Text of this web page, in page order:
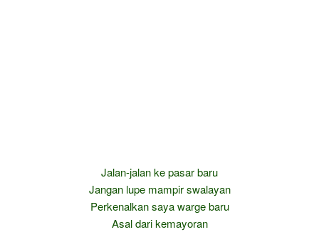
Jalan-jalan ke pasar baru
Jangan lupe mampir swalayan
Perkenalkan saya warge baru
Asal dari kemayoran